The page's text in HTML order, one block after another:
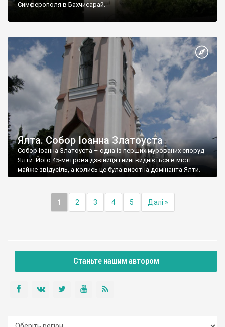
Симферополя в Бахчисарай.
Ялта. Собор Іоанна Златоуста
Собор Іоанна Златоуста – одна із перших мурованих споруд
Ялти. Його 45-метрова дзвіниця і нині видніється в місті
майже звідусіль, а колись це була висотна домінанта Ялти.
1 2 3 4 5 Далі »
Станьте нашим автором